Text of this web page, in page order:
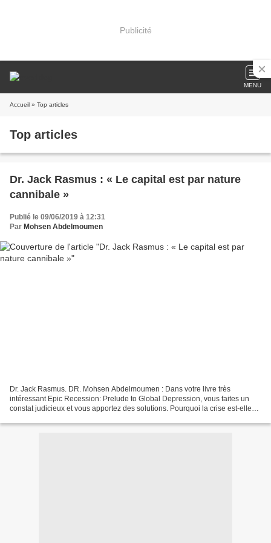
Publicité
MENU
Accueil » Top articles
Top articles
Dr. Jack Rasmus : « Le capital est par nature
cannibale »
Publié le 09/06/2019 à 12:31
Par Mohsen Abdelmoumen
Dr. Jack Rasmus. DR. Mohsen Abdelmoumen : Dans votre livre très
intéressant Epic Recession: Prelude to Global Depression, vous faites un
constat judicieux et vous apportez des solutions. Pourquoi la crise est-elle